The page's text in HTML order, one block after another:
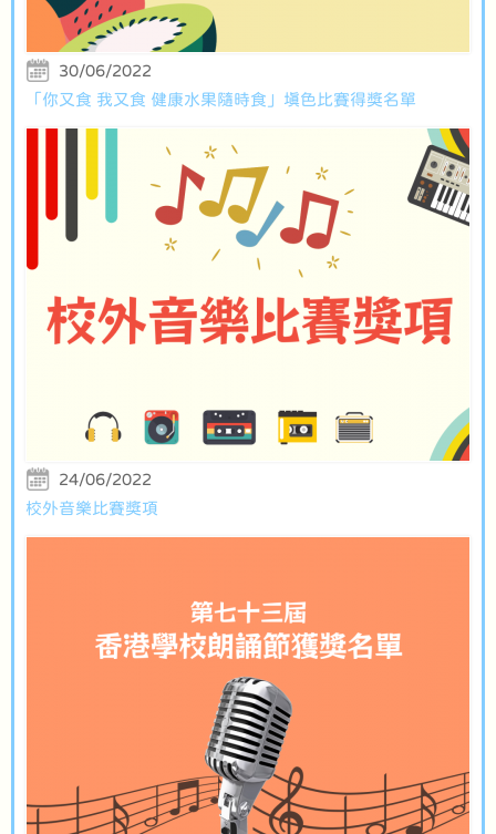
30/06/2022
「你又食 我又食 健康水果隨時食」填色比賽得獎名單
24/06/2022
校外音樂比賽獎項